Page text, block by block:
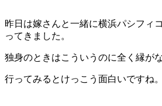
昨日は嫁さんと一緒に横浜パシフィ
ってきました。
独身のときはこういうのに全く縁が
行ってみるとけっこう面白いですね。